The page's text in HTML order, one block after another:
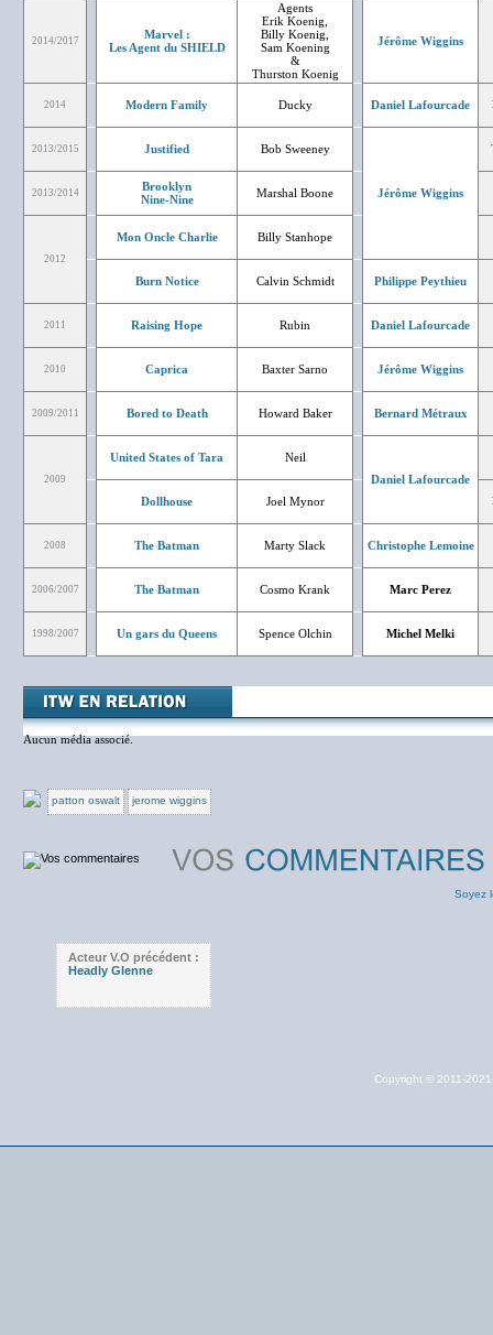
2014/2017
Marvel :
Les Agent du SHIELD
Agents
Erik Koenig,
Billy Koenig,
Sam Koening
&
Thurston Koenig
Jérôme Wiggins
2014 Modern Family Ducky Daniel Lafourcade
2013/2015 Justified Bob Sweeney
Jérôme Wiggins
2013/2014
Brooklyn
Nine-Nine
Marshal Boone
2012
Mon Oncle Charlie Billy Stanhope
Burn Notice Calvin Schmidt Philippe Peythieu
2011 Raising Hope Rubin Daniel Lafourcade
2010 Caprica Baxter Sarno Jérôme Wiggins
2009/2011 Bored to Death Howard Baker Bernard Métraux
2009
United States of Tara
Neil
Daniel Lafourcade
Dollhouse
Joel Mynor
2008 The Batman Marty Slack Christophe Lemoine
2006/2007 The Batman Cosmo Krank Marc Perez
1998/2007 Un gars du Queens Spence Olchin Michel Melki
Aucun média associé.
patton oswalt jerome wiggins
Soyez
Acteur V.O précédent :
Headly Glenne
Copyright © 2011-